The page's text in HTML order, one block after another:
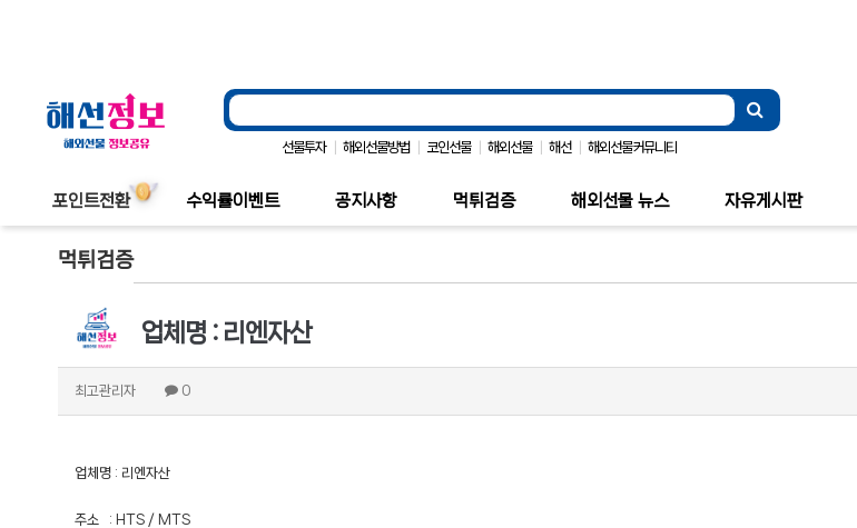
선물투자 해외선물방법 코인선물 해외선물 해선 해외선물커뮤니티
포인트전환 수익률이벤트 공지사항 먹튀검증 해외선물 뉴스 자유게시판
먹튀검증
업체명 : 리엔자산
최고관리자 0
업체명 : 리엔자산
주소 : HTS / MTS